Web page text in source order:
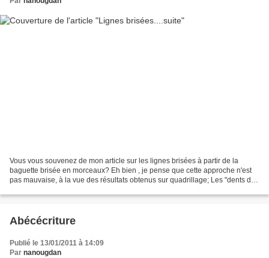
Vous vous souvenez de mon article sur les lignes brisées à partir de la
baguette brisée en morceaux? Eh bien , je pense que cette approche n'est
pas mauvaise, à la vue des résultats obtenus sur quadrillage; Les "dents de
Abécécriture
Publié le 13/01/2011 à 14:09
Par nanougdan